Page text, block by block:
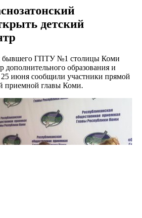
детский
бывшего ГПТУ №1 столицы Коми
дополнительного образования и
25 июня сообщили участники прямой
приемной главы Коми.